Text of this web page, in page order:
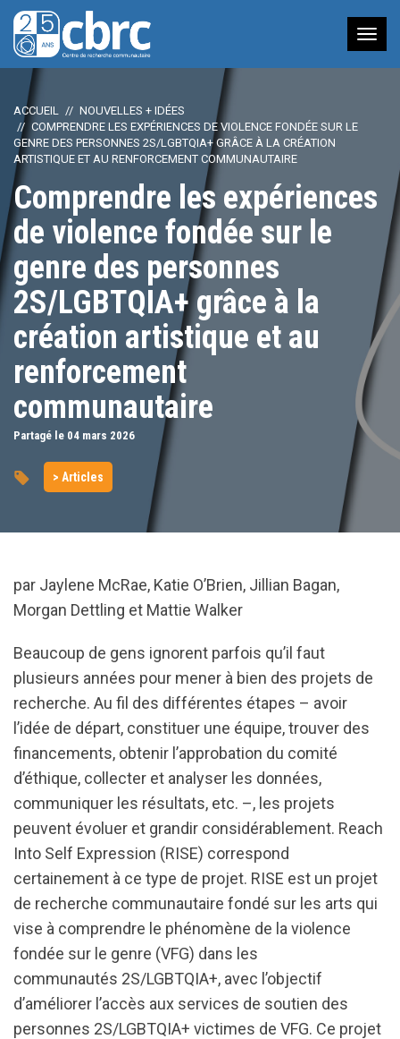
à
ACCUEIL
NOUVELLES + IDÉES
COMPRENDRE LES EXPÉRIENCES DE VIOLENCE FONDÉE SUR LE
GENRE DES PERSONNES 2S/LGBTQIA+ GRÂCE À LA CRÉATION
ARTISTIQUE ET AU RENFORCEMENT COMMUNAUTAIRE
Comprendre les expériences
de violence fondée sur le
genre des personnes
2S/LGBTQIA+ grâce à la
création artistique et au
renforcement
communautaire
Partagé le 04 mars 2026
> Articles
par Jaylene McRae, Katie O’Brien, Jillian Bagan,
Morgan Dettling et Mattie Walker
Beaucoup de gens ignorent parfois qu’il faut
plusieurs années pour mener à bien des projets de
recherche. Au fil des différentes étapes – avoir
l’idée de départ, constituer une équipe, trouver des
financements, obtenir l’approbation du comité
d’éthique, collecter et analyser les données,
communiquer les résultats, etc. –, les projets
peuvent évoluer et grandir considérablement. Reach
Into Self Expression (RISE) correspond
certainement à ce type de projet. RISE est un projet
de recherche communautaire fondé sur les arts qui
vise à comprendre le phénomène de la violence
fondée sur le genre (VFG) dans les
communautés 2S/LGBTQIA+, avec l’objectif
d’améliorer l’accès aux services de soutien des
personnes 2S/LGBTQIA+ victimes de VFG. Ce projet